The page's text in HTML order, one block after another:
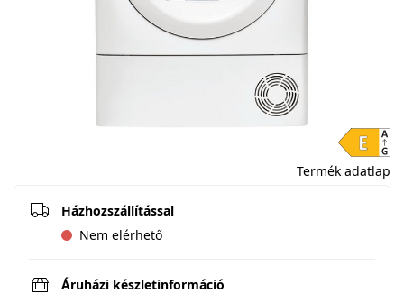
Termék adatlap
Házhozszállítással
Nem elérhető
Áruházi készletinformáció